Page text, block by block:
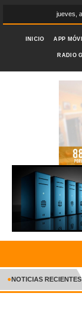
jueves,
INICIO APP
RADIO
●NOTICIAS RECIENTES